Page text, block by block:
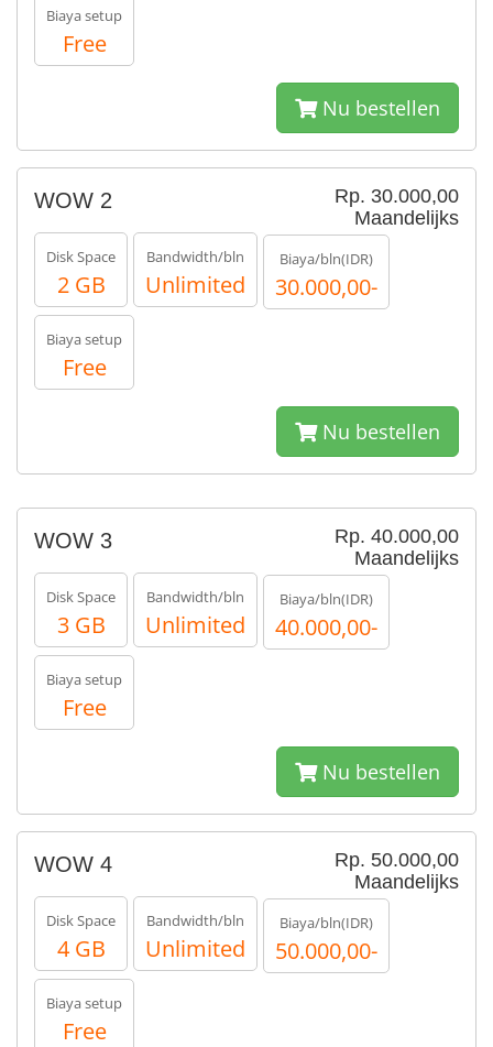
Biaya setup
Free
Nu bestellen
Rp. 30.000,00
Maandelijks
WOW 2
Disk Space
2 GB
Bandwidth/bln
Unlimited
Biaya/bln(IDR)
30.000,00-
Biaya setup
Free
Nu bestellen
Rp. 40.000,00
Maandelijks
WOW 3
Disk Space
3 GB
Bandwidth/bln
Unlimited
Biaya/bln(IDR)
40.000,00-
Biaya setup
Free
Nu bestellen
Rp. 50.000,00
Maandelijks
WOW 4
Disk Space
4 GB
Bandwidth/bln
Unlimited
Biaya/bln(IDR)
50.000,00-
Biaya setup
Free